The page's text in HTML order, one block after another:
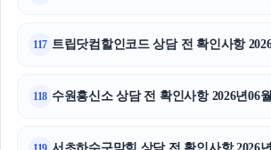
117 트립닷컴할인코드 상담 전 확인사항
118 수원흥신소 상담 전 확인사항 2026년06